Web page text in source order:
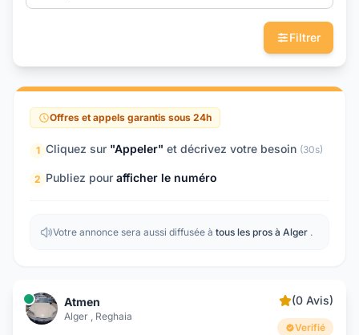
Filtrer
Offres et appels garantis sous 24h
1 Cliquez sur "Appeler" et décrivez votre besoin (30s)
2 Publiez pour afficher le numéro
Votre annonce sera aussi diffusée à tous les pros à Alger .
Atmen
Alger , Reghaia
(0 Avis)
Verifié